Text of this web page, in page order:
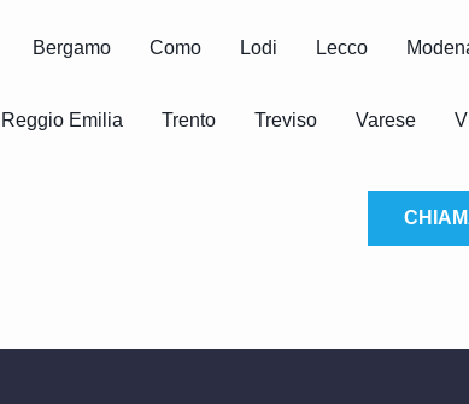
Bergamo Como Lodi Lecco
Reggio Emilia Trento Treviso Varese